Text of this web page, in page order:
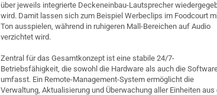
über jeweils integrierte Deckeneinbau-Lautsprecher
wird. Damit lassen sich zum Beispiel Werbeclips im Foodcourt
Ton ausspielen, während in ruhigeren Mall-Bereichen auf Audio
verzichtet wird.
Zentral für das Gesamtkonzept ist eine stabile 24/7-
Betriebsfähigkeit, die sowohl die Hardware als auch die
umfasst. Ein Remote-Management-System ermöglicht die
Verwaltung, Aktualisierung und Überwachung aller Einheiten aus